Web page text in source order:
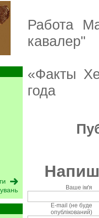
Работа
кавалер"
«Факты
года
Ваше ім'я
E-mail (не буде
опублікований)